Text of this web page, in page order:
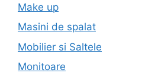
Make up
Masini de spalat
Mobilier si Saltele
Monitoare